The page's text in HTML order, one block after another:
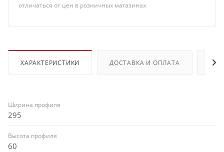
отличаться от цен в розничных магазинах
ХАРАКТЕРИСТИКИ ДОСТАВКА И ОПЛАТА
Ширина профиля
295
Высота профиля
60